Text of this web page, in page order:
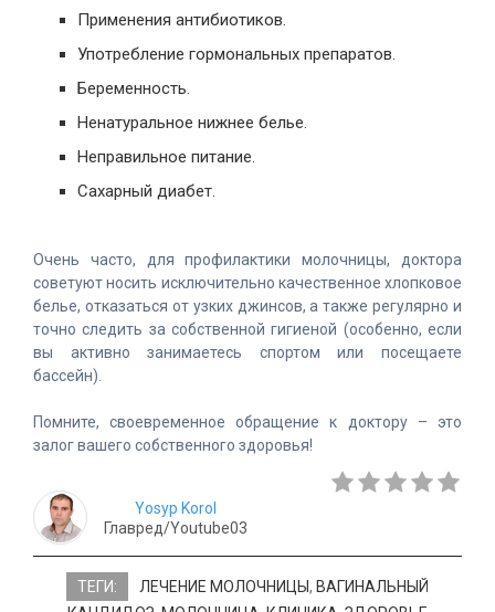
Применения антибиотиков.
Употребление гормональных препаратов.
Беременность.
Ненатуральное нижнее белье.
Неправильное питание.
Сахарный диабет.
Очень часто, для профилактики молочницы, доктора
советуют носить исключительно качественное хлопковое
белье, отказаться от узких джинсов, а также регулярно и
точно следить за собственной гигиеной (особенно, если
вы активно занимаетесь спортом или посещаете
бассейн).
Помните, своевременное обращение к доктору – это
залог вашего собственного здоровья!
Yosyp Korol
Главред/Youtube03
ТЕГИ: ЛЕЧЕНИЕ МОЛОЧНИЦЫ, ВАГИНАЛЬНЫЙ